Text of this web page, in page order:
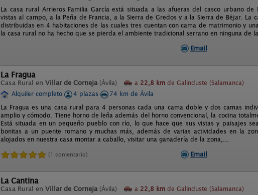
La casa rural Arrieros Familia García está situada a las afueras del casco urbano de
vistas al campo, a la Peña de Francia, a la Sierra de Gredos y a la Sierra de Béjar. La
distribuidas en 4 habitaciones de las cuales tres cuentan con cama de matrimonio y
la casa rural no ha hecho que se pierda el ambiente tradicional serrano en ninguna de
Email
La Fragua
Casa Rural en Villar de Corneja (Ávila) a 22,8 km de Galinduste (Salamanca)
Alquiler completo
4 plazas
74 km de Ávila
La Fragua es una casa rural para 4 personas cada una cama doble y dos camas
amplio y cómodo. Tiene horno de leña además del horno convencional, la cocina
Está situada en un pequeño pueblo con río, lo que hace que sus vistas y paisajes
bonitas a un puente romano y muchas más, además de varias actividades en la
alojados en nuestra casa montar a caballo, visitar una ganadería de la zona,...
(1 comentario) Email
La Cantina
Casa Rural en Villar de Corneja (Ávila) a 22,8 km de Galinduste (Salamanca)